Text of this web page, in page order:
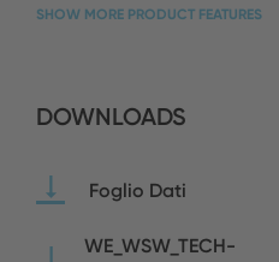
SHOW MORE PRODUCT FEATURES
DOWNLOADS
Foglio Dati
WE_WSW_TECH-